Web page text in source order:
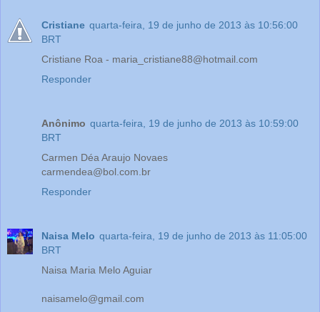
Cristiane quarta-feira, 19 de junho de 2013 às 10:56:00
BRT
Cristiane Roa - maria_cristiane88@hotmail.com
Responder
Anônimo quarta-feira, 19 de junho de 2013 às 10:59:00
BRT
Carmen Déa Araujo Novaes
carmendea@bol.com.br
Responder
Naisa Melo quarta-feira, 19 de junho de 2013 às 11:05:00
BRT
Naisa Maria Melo Aguiar
naisamelo@gmail.com